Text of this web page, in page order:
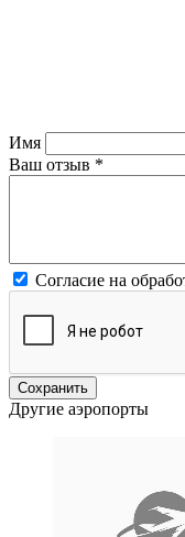
Имя
Ваш отзыв *
Согласие на
Другие аэропорты